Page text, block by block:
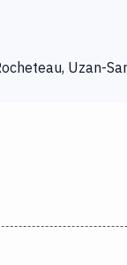
Uzan-